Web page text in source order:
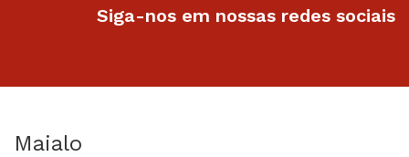
Siga-nos em nossas redes sociais
Maialo